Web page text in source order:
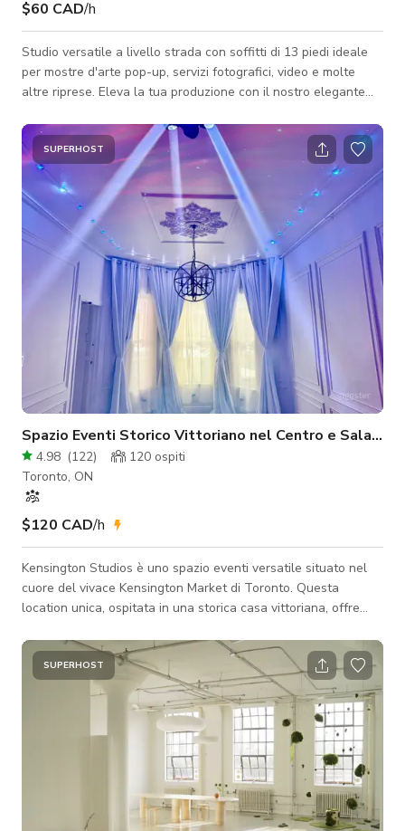
$60 CAD/h
Studio versatile a livello strada con soffitti di 13 piedi ideale
per mostre d'arte pop-up, servizi fotografici, video e molte
altre riprese. Eleva la tua produzione con il nostro elegante
Lavoreremo con te per assicurarci che tutto appaia
esattamente come desideri. Il nostro locale include tutti i
servizi: (1) completamente arredato, (2) molta luce naturale
con varie opzioni di illuminazione interna, (3) sistema audio, (4)
situato nell'a
SUPERHOST
Spazio Eventi Storico Vittoriano nel Centro e Sala per
4.98 (122) 120 ospiti
Toronto, ON
$120 CAD/h
Kensington Studios è uno spazio eventi versatile situato nel
cuore del vivace Kensington Market di Toronto. Questa
location unica, ospitata in una storica casa vittoriana, offre
incontri intimi a celebrazioni su larga scala. I nostri Studi La
Light Room: Questo spazio luminoso e arioso presenta soffitti
alti, grandi finestre e un bar incorporato. È perfetto per
ricevimenti, cocktail party e altri eventi sociali. La Dark Room:
SUPERHOST